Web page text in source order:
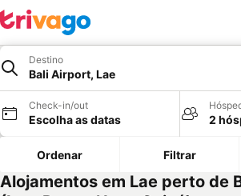
Destino
Bali Airport, Lae
Check-in/out
Escolha as datas 2
Ordenar Filtrar
Alojamentos em Lae perto de